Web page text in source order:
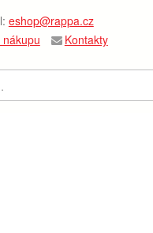
eshop@rappa.cz
Kontakty